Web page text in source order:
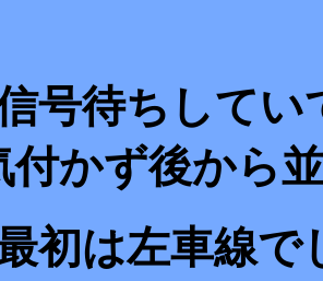
号待ちしてい
付かず後から
最初は左車線